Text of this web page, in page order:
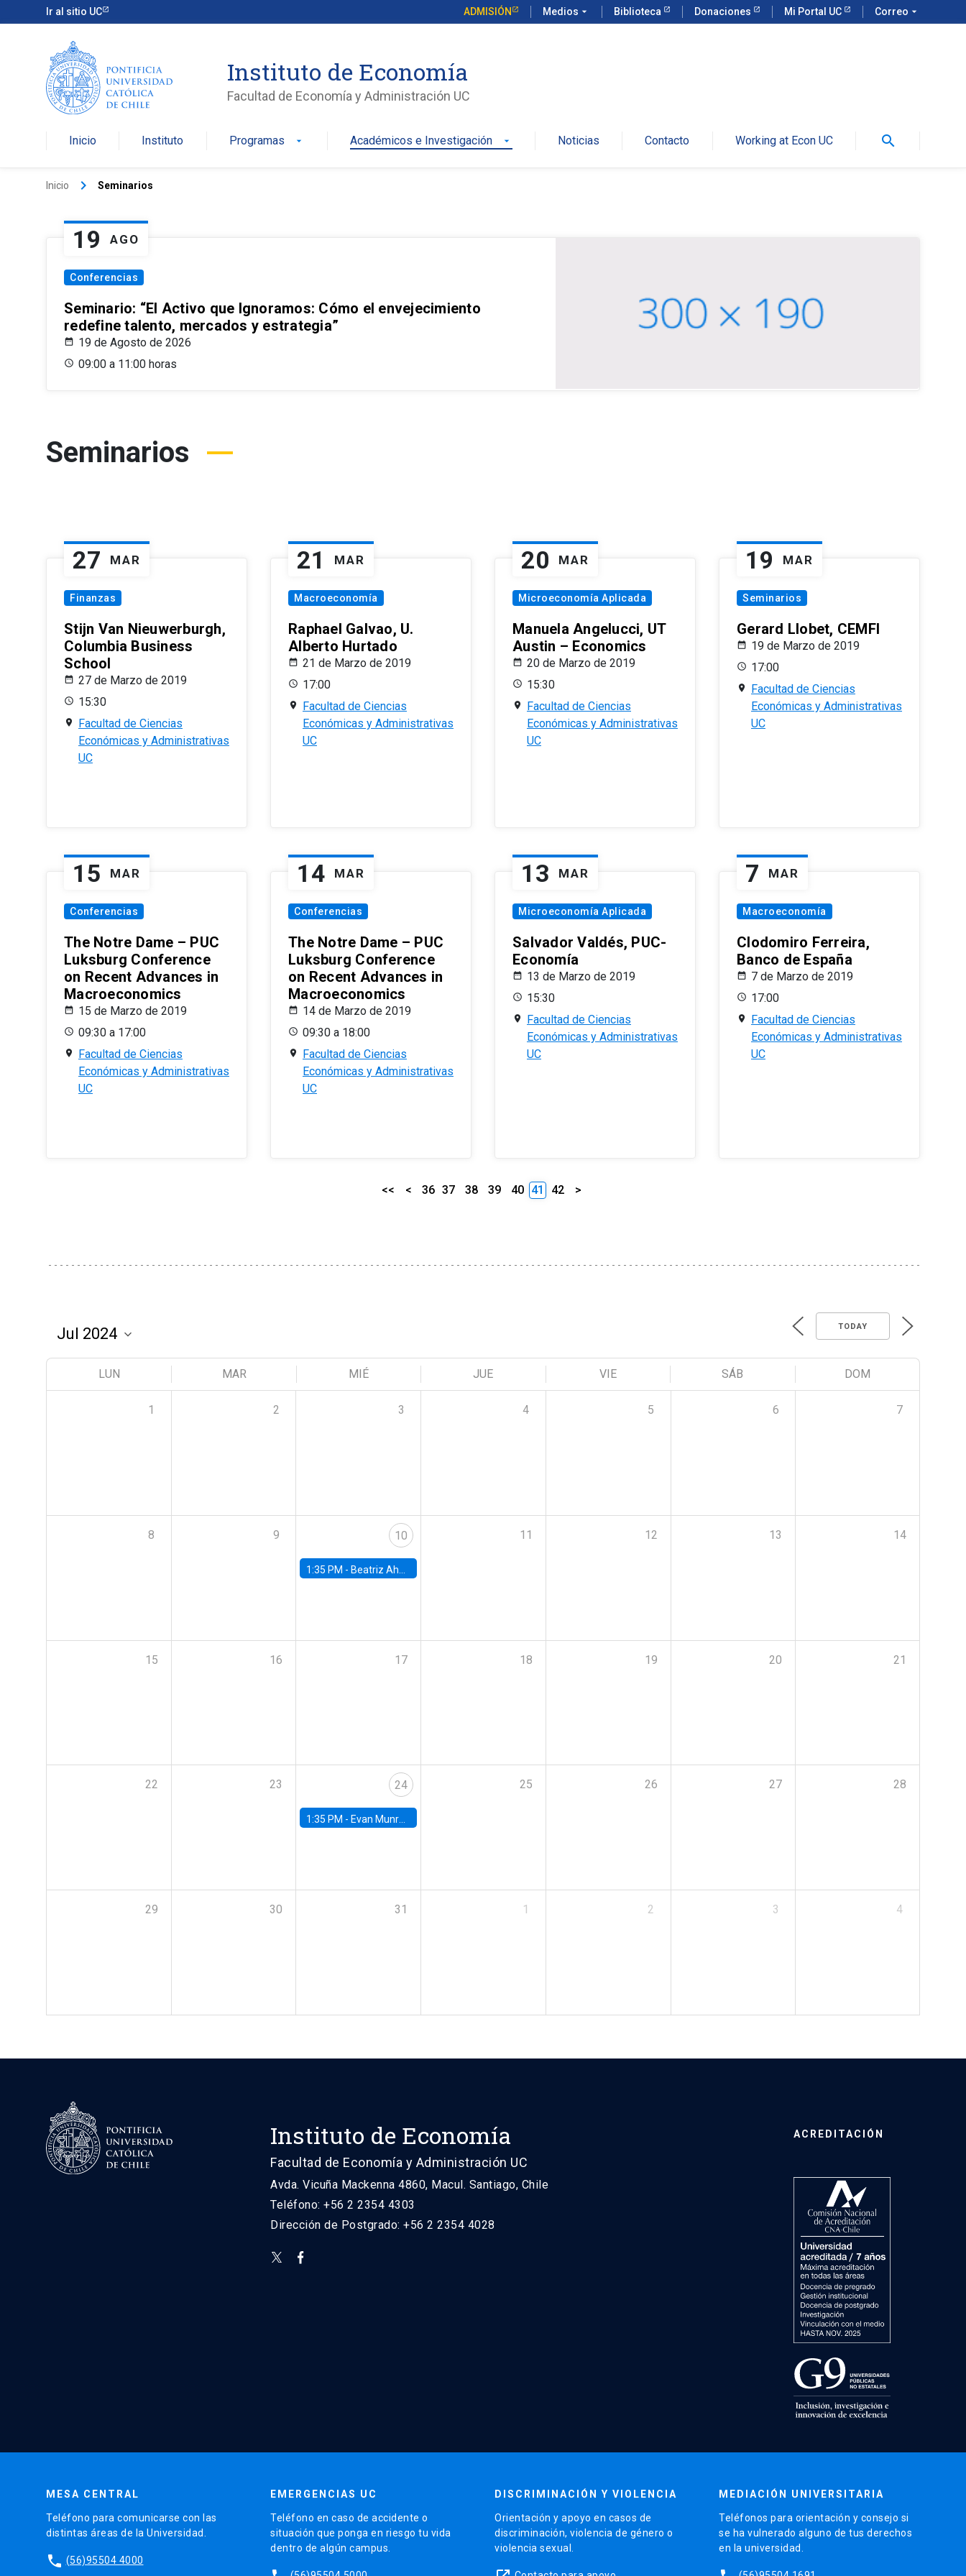
Ir al sitio UC ADMISIÓN Medios arrow_drop_down Biblioteca Donaciones Mi Portal UC Correo arrow_drop_down
Instituto de Economía
Facultad de Economía y Administración UC
Inicio Instituto Programas arrow_drop_down Académicos e Investigación arrow_drop_down Noticias Contacto Working at Econ UC search
Inicio keyboard_arrow_right Seminarios
19 AGO
Conferencias
Seminario: “El Activo que Ignoramos: Cómo el envejecimiento
redefine talento, mercados y estrategia”
19 de Agosto de 2026
09:00 a 11:00 horas
Seminarios
27 MAR
Finanzas
Stijn Van Nieuwerburgh,
Columbia Business
School
27 de Marzo de 2019
15:30
Facultad de Ciencias
Económicas y Administrativas
UC
21 MAR
Macroeconomía
Raphael Galvao, U.
Alberto Hurtado
21 de Marzo de 2019
17:00
Facultad de Ciencias
Económicas y Administrativas
UC
20 MAR
Microeconomía Aplicada
Manuela Angelucci, UT
Austin – Economics
20 de Marzo de 2019
15:30
Facultad de Ciencias
Económicas y Administrativas
UC
19 MAR
Seminarios
Gerard Llobet, CEMFI
19 de Marzo de 2019
17:00
Facultad de Ciencias
Económicas y Administrativas
UC
15 MAR
Conferencias
The Notre Dame – PUC
Luksburg Conference
on Recent Advances in
Macroeconomics
15 de Marzo de 2019
09:30 a 17:00
Facultad de Ciencias
Económicas y Administrativas
UC
14 MAR
Conferencias
The Notre Dame – PUC
Luksburg Conference
on Recent Advances in
Macroeconomics
14 de Marzo de 2019
09:30 a 18:00
Facultad de Ciencias
Económicas y Administrativas
UC
13 MAR
Microeconomía Aplicada
Salvador Valdés, PUC-
Economía
13 de Marzo de 2019
15:30
Facultad de Ciencias
Económicas y Administrativas
UC
7 MAR
Macroeconomía
Clodomiro Ferreira,
Banco de España
7 de Marzo de 2019
17:00
Facultad de Ciencias
Económicas y Administrativas
UC
<< < 36 37 38 39 40 41 42 >
TODAY
LUN MAR MIÉ JUE VIE SÁB DOM
1 2 3 4 5 6 7
8 9 10
1:35 PM - Beatriz Ahumada, PhD candidate, Universidad de Pittsburgh
11 12 13 14
15 16 17 18 19 20 21
22 23 24
1:35 PM - Evan Munro, Neyman Visiting Assistant Professor in the Department of Statistics at UC Berkeley
25 26 27 28
29 30 31 1 2 3 4
Instituto de Economía
Facultad de Economía y Administración UC
Avda. Vicuña Mackenna 4860, Macul. Santiago, Chile
Teléfono: +56 2 2354 4303
Dirección de Postgrado: +56 2 2354 4028
ACREDITACIÓN
MESA CENTRAL
Teléfono para comunicarse con las
distintas áreas de la Universidad.
phone (56)95504 4000
EMERGENCIAS UC
Teléfono en caso de accidente o
situación que ponga en riesgo tu vida
dentro de algún campus.
DISCRIMINACIÓN Y VIOLENCIA
Orientación y apoyo en casos de
discriminación, violencia de género o
violencia sexual.
MEDIACIÓN UNIVERSITARIA
Teléfonos para orientación y consejo si
se ha vulnerado alguno de tus derechos
en la universidad.